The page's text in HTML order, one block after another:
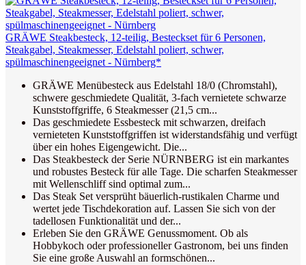
GRÄWE Steakbesteck, 12-teilig, Besteckset für 6 Personen,
Steakgabel, Steakmesser, Edelstahl poliert, schwer,
spülmaschinengeeignet - Nürnberg*
GRÄWE Menübesteck aus Edelstahl 18/0 (Chromstahl),
schwere geschmiedete Qualität, 3-fach vernietete schwarze
Kunststoffgriffe, 6 Steakmesser (21,5 cm...
Das geschmiedete Essbesteck mit schwarzen, dreifach
vernieteten Kunststoffgriffen ist widerstandsfähig und verfügt
über ein hohes Eigengewicht. Die...
Das Steakbesteck der Serie NÜRNBERG ist ein markantes
und robustes Besteck für alle Tage. Die scharfen Steakmesser
mit Wellenschliff sind optimal zum...
Das Steak Set versprüht bäuerlich-rustikalen Charme und
wertet jede Tischdekoration auf. Lassen Sie sich von der
tadellosen Funktionalität und der...
Erleben Sie den GRÄWE Genussmoment. Ob als
Hobbykoch oder professioneller Gastronom, bei uns finden
Sie eine große Auswahl an formschönen...